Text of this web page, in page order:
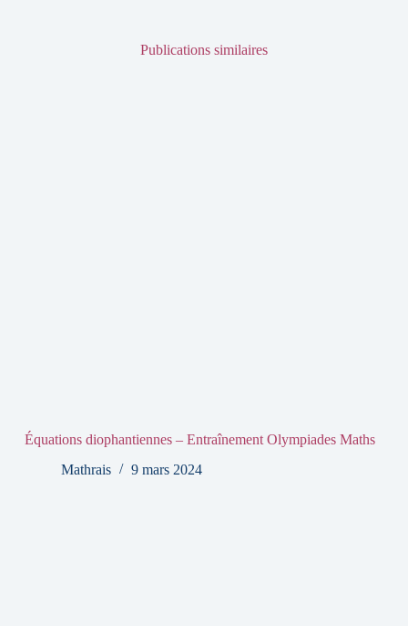
Publications similaires
Équations diophantiennes – Entraînement Olympiades Maths
Mathrais
9 mars 2024